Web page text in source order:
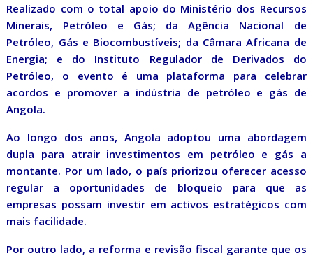
Realizado com o total apoio do Ministério dos Recursos
Minerais, Petróleo e Gás; da Agência Nacional de
Petróleo, Gás e Biocombustíveis; da Câmara Africana de
Energia; e do Instituto Regulador de Derivados do
Petróleo, o evento é uma plataforma para celebrar
acordos e promover a indústria de petróleo e gás de
Angola.
Ao longo dos anos, Angola adoptou uma abordagem
dupla para atrair investimentos em petróleo e gás a
montante. Por um lado, o país priorizou oferecer acesso
regular a oportunidades de bloqueio para que as
empresas possam investir em activos estratégicos com
mais facilidade.
Por outro lado, a reforma e revisão fiscal garante que os